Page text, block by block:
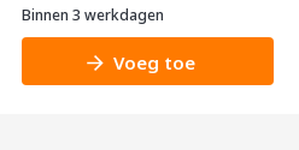
Binnen 3 werkdagen
Voeg toe